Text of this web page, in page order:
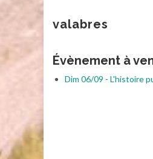
valabres
Évènement à
Dim 06/09 - L'histoire